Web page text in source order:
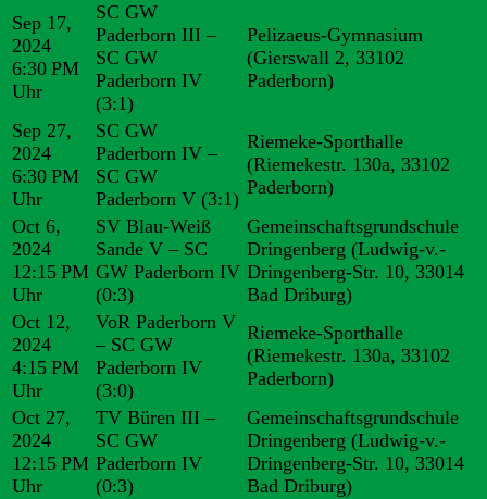
Sep 17,
2024
6:30 PM
Uhr
SC GW
Paderborn III –
SC GW
Paderborn IV
(3:1)
Pelizaeus-Gymnasium
(Gierswall 2, 33102
Paderborn)
Sep 27,
2024
6:30 PM
Uhr
SC GW
Paderborn IV –
SC GW
Paderborn V (3:1)
Riemeke-Sporthalle
(Riemekestr. 130a, 33102
Paderborn)
Oct 6,
2024
12:15 PM
Uhr
SV Blau-Weiß
Sande V – SC
GW Paderborn IV
(0:3)
Gemeinschaftsgrundschule
Dringenberg (Ludwig-v.-
Dringenberg-Str. 10, 33014
Bad Driburg)
Oct 12,
2024
4:15 PM
Uhr
VoR Paderborn V
– SC GW
Paderborn IV
(3:0)
Riemeke-Sporthalle
(Riemekestr. 130a, 33102
Paderborn)
Oct 27,
2024
12:15 PM
Uhr
TV Büren III –
SC GW
Paderborn IV
(0:3)
Gemeinschaftsgrundschule
Dringenberg (Ludwig-v.-
Dringenberg-Str. 10, 33014
Bad Driburg)